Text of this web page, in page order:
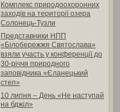
Комплекс природоохоронних
заходів на території озера
Солонець-Тузли
Представники НПП
«Білобережжя Святослава»
взяли участь у конференції до
30-річчя природного
заповідника «Єланецький
степ»
10 липня – День «Не наступай
на бджіл»